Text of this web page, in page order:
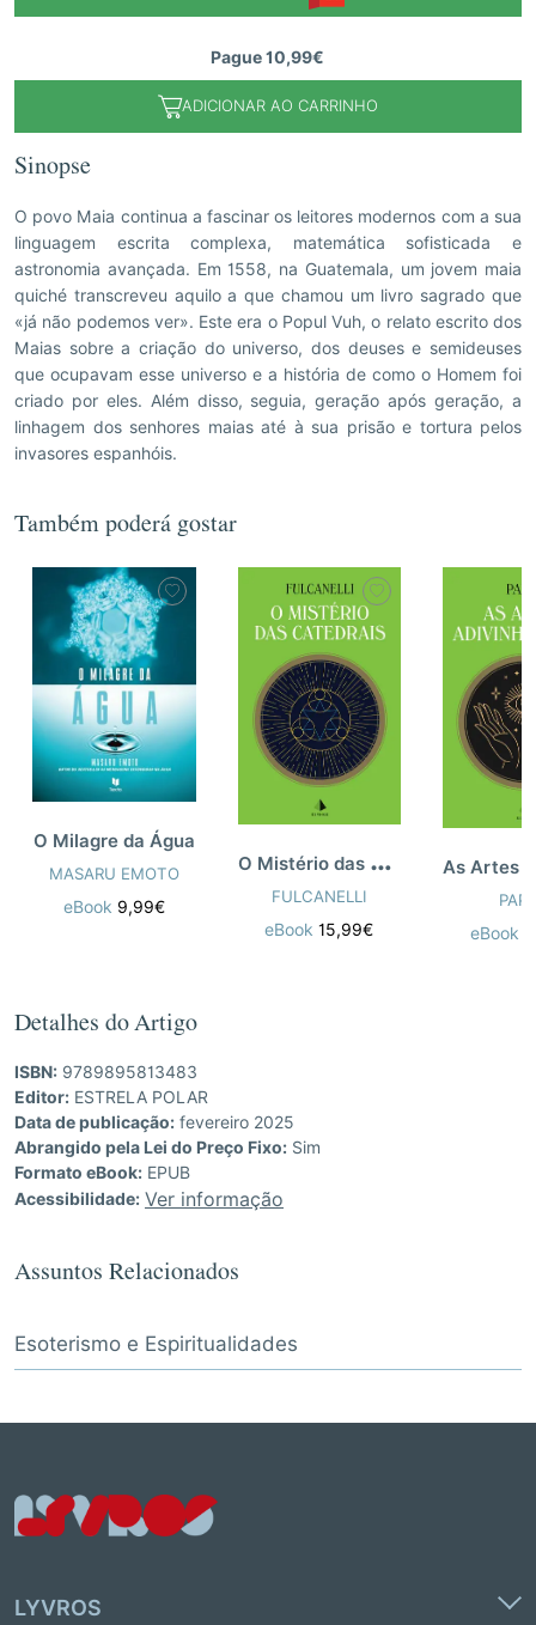
Pague 10,99€
ADICIONAR AO CARRINHO
Sinopse
O povo Maia continua a fascinar os leitores modernos com a sua
linguagem escrita complexa, matemática sofisticada e
astronomia avançada. Em 1558, na Guatemala, um jovem maia
quiché transcreveu aquilo a que chamou um livro sagrado que
«já não podemos ver». Este era o Popul Vuh, o relato escrito dos
Maias sobre a criação do universo, dos deuses e semideuses
que ocupavam esse universo e a história de como o Homem foi
criado por eles. Além disso, seguia, geração após geração, a
linhagem dos senhores maias até à sua prisão e tortura pelos
invasores espanhóis.
Também poderá gostar
O Milagre da Água
MASARU EMOTO
eBook 9,99€
O
Mistério das Catedrais
FULCANELLI
eBook15,99€
eBook
Detalhes do Artigo
ISBN: 9789895813483
Editor: ESTRELA POLAR
Data de publicação: fevereiro 2025
Abrangido pela Lei do Preço Fixo: Sim
Formato eBook: EPUB
Acessibilidade: Ver informação
Assuntos Relacionados
Esoterismo e Espiritualidades
LYVROS